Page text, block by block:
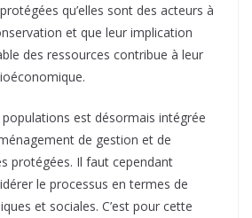
qu’elles sont des acteurs à
et que leur implication
des ressources contribue à leur
est désormais intégrée
de gestion et de
protégées. Il faut cependant
le processus en termes de
et sociales. C’est pour cette